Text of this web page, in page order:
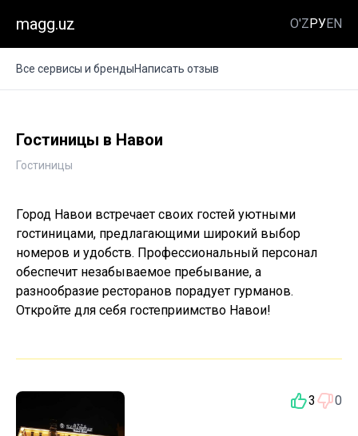
magg.uz O'ZРУEN
Все сервисы и брендыНаписать отзыв
Гостиницы в Навои
Гостиницы
Город Навои встречает своих гостей уютными
гостиницами, предлагающими широкий выбор
номеров и удобств. Профессиональный персонал
обеспечит незабываемое пребывание, а
разнообразие ресторанов порадует гурманов.
Откройте для себя гостеприимство Навои!
3 0